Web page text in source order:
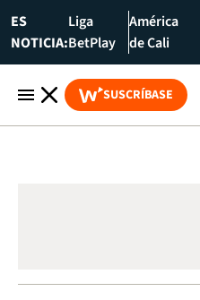
ES
NOTICIA:
Liga
BetPlay
América
de Cali
SUSCRÍBASE